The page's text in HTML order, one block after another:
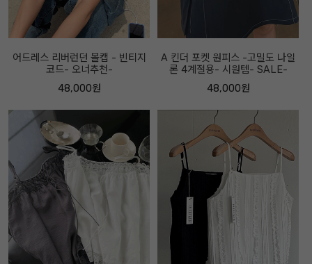
어드레스 리버런던 볼캡 - 빈티지
코드- 오너추천-
48,000원
A 킨더 포켓 원피스 -고밀도 나일
론 4계절용- 시원템- SALE-
48,000원